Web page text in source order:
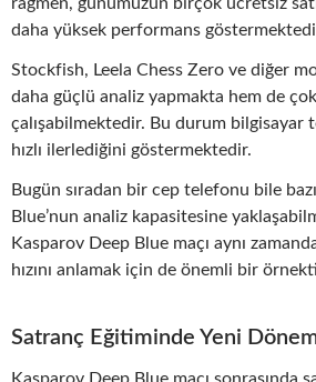
daha yüksek performans
Stockfish, Leela Chess Zero ve diğer
daha güçlü analiz yapmakta hem de
çalışabilmektedir. Bu durum bilgisayar
hızlı ilerlediğini göstermektedir.
Bugün sıradan bir cep telefonu bile
Blue’nun analiz kapasitesine
Kasparov Deep Blue maçı aynı
hızını anlamak için de önemli bir
Satranç Eğitiminde Yeni